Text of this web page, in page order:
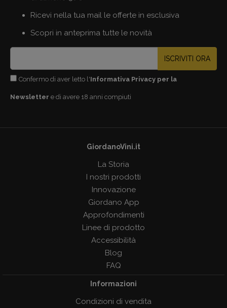
Ricevi nella tua mail le offerte in esclusiva
Scopri in anteprima tutte le novità
ISCRIVITI ORA
Confermo di aver letto l'Informativa Privacy per la
Newsletter e di avere 18 anni compiuti
GiordanoVini.it
La Storia
I nostri prodotti
Innovazione
Giordano App
Approfondimenti
Linee di prodotto
Accessibilità
Blog
FAQ
Informazioni
Condizioni di vendita